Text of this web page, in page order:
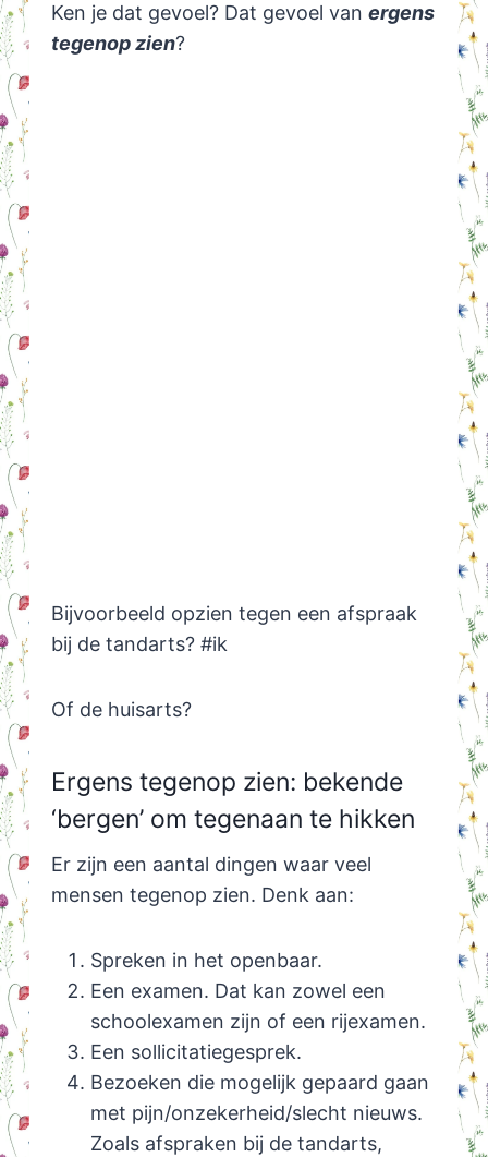
Ken je dat gevoel? Dat gevoel van ergens
tegenop zien?
Bijvoorbeeld opzien tegen een afspraak
bij de tandarts? #ik
Of de huisarts?
Ergens tegenop zien: bekende
‘bergen’ om tegenaan te hikken
Er zijn een aantal dingen waar veel
mensen tegenop zien. Denk aan:
Spreken in het openbaar.
Een examen. Dat kan zowel een
schoolexamen zijn of een rijexamen.
Een sollicitatiegesprek.
Bezoeken die mogelijk gepaard gaan
met pijn/onzekerheid/slecht nieuws.
Zoals afspraken bij de tandarts,